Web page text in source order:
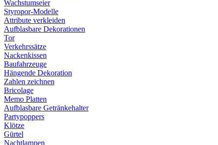
Wachstumseier
Styropor-Modelle
Attribute verkleiden
Aufblasbare Dekorationen
Tor
Verkehrssätze
Nackenkissen
Baufahrzeuge
Hängende Dekoration
Zahlen zeichnen
Bricolage
Memo Platten
Aufblasbare Getränkehalter
Partypoppers
Klötze
Gürtel
Nachtlampen